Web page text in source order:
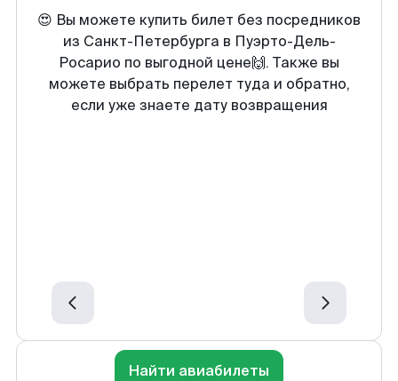
😍 Вы можете купить билет без посредников
из Санкт-Петербурга в Пуэрто-Дель-
Росарио по выгодной цене🙌. Также вы
можете выбрать перелет туда и обратно,
если уже знаете дату возвращения
Найти авиабилеты